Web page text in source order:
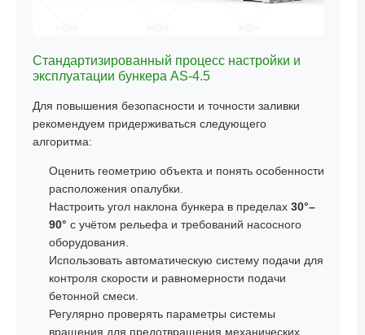
Стандартизированный процесс настройки и
эксплуатации бункера AS-4.5
Для повышения безопасности и точности заливки
рекомендуем придерживаться следующего
алгоритма:
Оценить геометрию объекта и понять особенности
расположения опалубки.
Настроить угол наклона бункера в пределах 30°–
90° с учётом рельефа и требований насосного
оборудования.
Использовать автоматическую систему подачи для
контроля скорости и равномерности подачи
бетонной смеси.
Регулярно проверять параметры системы
вращения для предотвращения механических